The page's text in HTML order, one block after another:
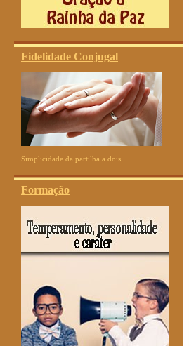
Fidelidade Conjugal
Simplicidade da partilha a dois
Formação